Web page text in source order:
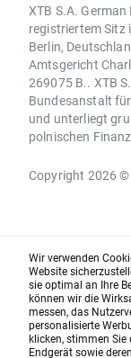
XTB S.A.
registriertem Sitz
Berlin,
Amtsgericht
269075 B.. XTB
Bundesanstalt
und unterliegt
polnischen
Copyright 2026 ©
Wir verwenden
Website
sie optimal an Ihre
können wir die
messen, das
personalisierte
klicken, stimmen Sie
Endgerät sowie